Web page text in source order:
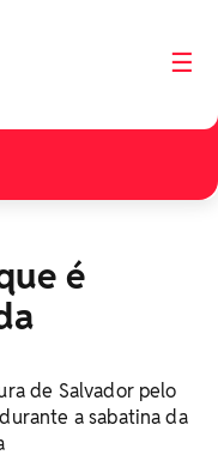
☰
é
de Salvador pelo
a sabatina da